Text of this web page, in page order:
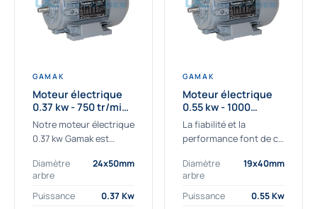
GAMAK
Moteur électrique
0.37 kw - 750 tr/min -
230/400V - IE3
Notre moteur électrique
0.37 kw Gamak est
aux applications
sévères. Nous
déterminons,
Diamètre
arbre
24x50mm
Puissance
0.37 Kw
GAMAK
Moteur électrique
0.55 kw - 1000
Tr/min - 230/400V -
IE2
La fiabilité et la
performance font de ce
0.55kw un
indispensable de votre
production. Ce moteur
Diamètre
arbre
19x40mm
Puissance
0.55 Kw